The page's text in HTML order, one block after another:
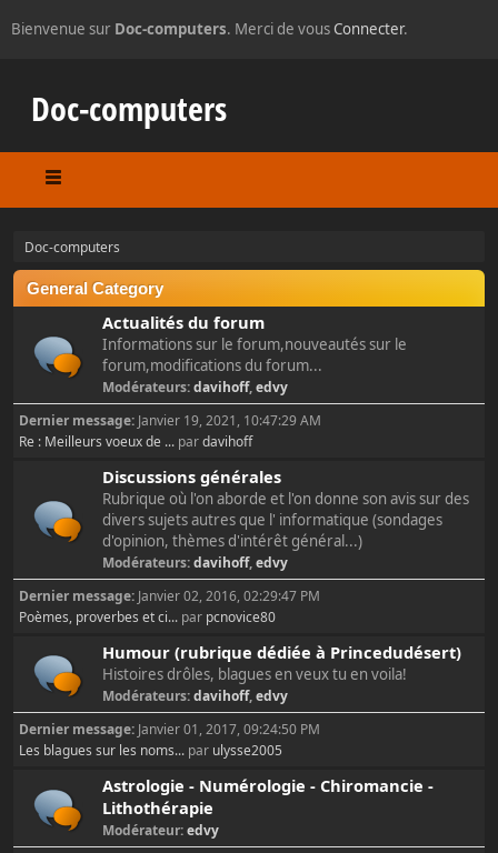
Bienvenue sur Doc-computers. Merci de vousConnecter.
Doc-computers
Doc-computers
General Category
Actualités du forum
Informations sur le forum,nouveautés sur le
forum,modifications du forum...
Modérateurs:davihoff,edvy
Dernier message: Janvier 19, 2021, 10:47:29 AM
Re : Meilleurs voeux de ... pardavihoff
Discussions générales
Rubrique où l'on aborde et l'on donne son avis sur des
divers sujets autres que l' informatique (sondages
d'opinion, thèmes d'intérêt général...)
Modérateurs:davihoff,edvy
Dernier message: Janvier 02, 2016, 02:29:47 PM
Poèmes, proverbes et ci... par pcnovice80
Humour (rubrique dédiée à Princedudésert)
Histoires drôles, blagues en veux tu en voila!
Modérateurs:davihoff,edvy
Dernier message: Janvier 01, 2017, 09:24:50 PM
Les blagues sur les noms... par ulysse2005
Astrologie - Numérologie - Chiromancie -
Lithothérapie
Modérateur:edvy